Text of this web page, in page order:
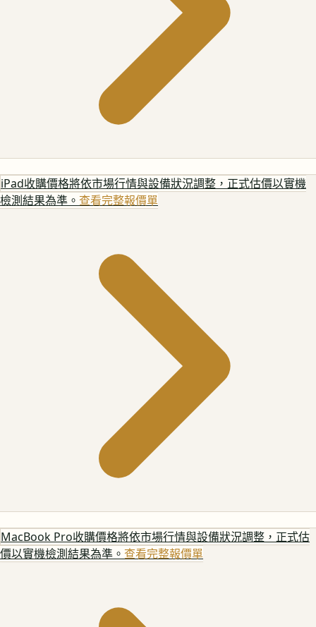
iPad收購價格將依市場行情與設備狀況調整，正式估價以實機
檢測結果為準。 查看完整報價單
MacBook Pro收購價格將依市場行情與設備狀況調整，正式估
價以實機檢測結果為準。 查看完整報價單